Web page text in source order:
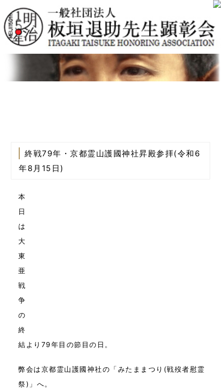
終戦79年・京都霊山護國神社昇殿参拝(令和6
年8月15日)
本
日
は
大
東
亜
戦
争
の
終
結より79年目の節目の日。
弊会は京都霊山護國神社の「みたままつり(戦歿者慰霊
祭)」へ。